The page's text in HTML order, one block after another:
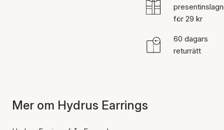
för 29 kr
60 dagars
returrätt
Mer om Hydrus Earrings